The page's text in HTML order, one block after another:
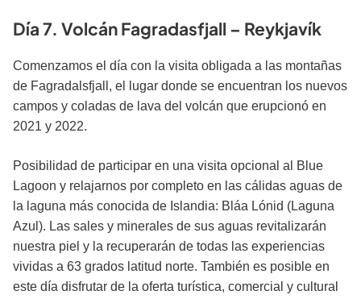
Día 7. Volcán Fagradasfjall – Reykjavík
Comenzamos el día con la visita obligada a las montañas
de Fagradalsfjall, el lugar donde se encuentran los nuevos
campos y coladas de lava del volcán que erupcionó en
2021 y 2022.
Posibilidad de participar en una visita opcional al Blue
Lagoon y relajarnos por completo en las cálidas aguas de
la laguna más conocida de Islandia: Bláa Lónid (Laguna
Azul). Las sales y minerales de sus aguas revitalizarán
nuestra piel y la recuperarán de todas las experiencias
vividas a 63 grados latitud norte. También es posible en
este día disfrutar de la oferta turística, comercial y cultural